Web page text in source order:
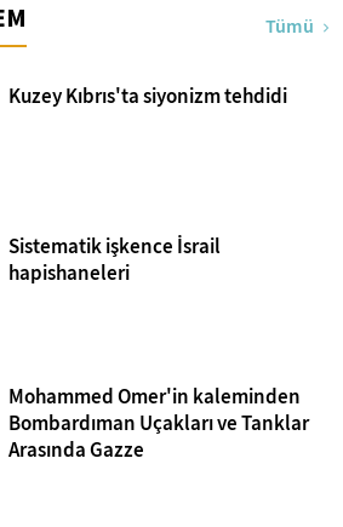
Tümü
Kuzey Kıbrıs'ta siyonizm tehdidi
Sistematik işkence İsrail
hapishaneleri
Mohammed Omer'in kaleminden
Bombardıman Uçakları ve Tanklar
Arasında Gazze